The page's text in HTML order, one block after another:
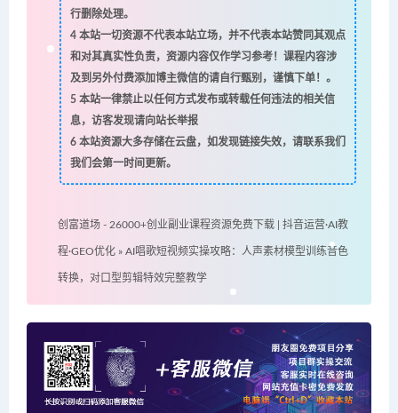
行删除处理。
4本站一切资源不代表本站立场，并不代表本站赞同其观点
和对其真实性负责，资源内容仅作学习参考！课程内容涉
及到另外付费添加博主微信的请自行甄别，谨慎下单！。
5本站一律禁止以任何方式发布或转载任何违法的相关信
息，访客发现请向站长举报
6本站资源大多存储在云盘，如发现链接失效，请联系我们
我们会第一时间更新。
创富道场 - 26000+创业副业课程资源免费下载 | 抖音运营·AI教
程·GEO优化 » AI唱歌短视频实操攻略：人声素材模型训练音色
转换，对口型剪辑特效完整教学